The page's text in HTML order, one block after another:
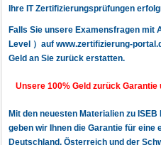
Ihre IT Zertifizierungsprüfungen
Falls Sie unsere Examensfragen mit
Level ）auf www.zertifizierung-
Geld an Sie zurück erstatten.
Unsere 100% Geld zurück
Mit den neuesten Materialien zu
geben wir Ihnen die Garantie für
Deutschland, Österreich und der